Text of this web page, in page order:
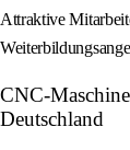
Attraktive
CNC-
Deutschland